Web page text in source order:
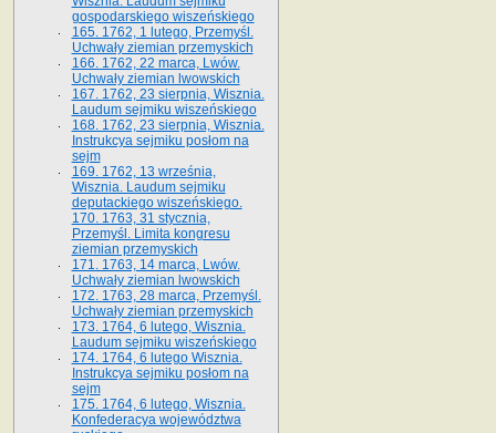
gospodarskiego wiszeńskiego
165. 1762, 1 lutego, Przemyśl.
Uchwały ziemian przemyskich
166. 1762, 22 marca, Lwów.
Uchwały ziemian lwowskich
167. 1762, 23 sierpnia, Wisznia.
Laudum sejmiku wiszeńskiego
168. 1762, 23 sierpnia, Wisznia.
Instrukcya sejmiku posłom na
sejm
169. 1762, 13 września,
Wisznia. Laudum sejmiku
deputackiego wiszeńskiego.
170. 1763, 31 stycznia,
Przemyśl. Limita kongresu
ziemian przemyskich
171. 1763, 14 marca, Lwów.
Uchwały ziemian lwowskich
172. 1763, 28 marca, Przemyśl.
Uchwały ziemian przemyskich
173. 1764, 6 lutego, Wisznia.
Laudum sejmiku wiszeńskiego
174. 1764, 6 lutego Wisznia.
Instrukcya sejmiku posłom na
sejm
175. 1764, 6 lutego, Wisznia.
Konfederacya województwa